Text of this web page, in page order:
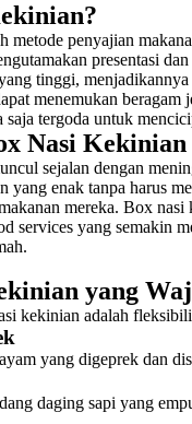
metode penyajian
presentasi
tinggi,
menemukan beragam
saja tergoda untuk
Nasi Kekinian
sejalan dengan
yang enak tanpa harus
mereka. Box
services yang semakin
yang
kekinian adalah
yang digeprek dan
daging sapi yang